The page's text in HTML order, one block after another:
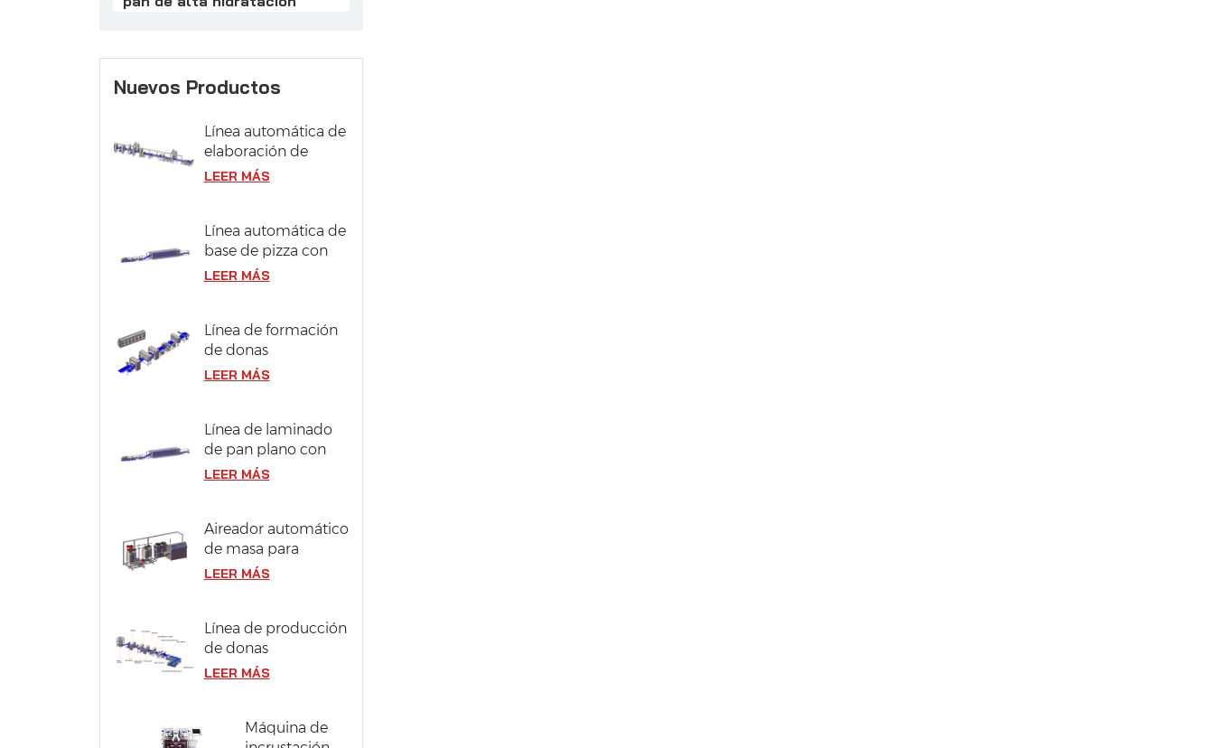
Nuevos Productos
Línea automática de
elaboración de
pasteles
LEER MÁS
Línea automática de
base de pizza con
sistema de
LEER MÁS
Línea de formación
de donas
compactas y
LEER MÁS
Línea de laminado
de pan plano con
ancho de masa de
LEER MÁS
Aireador automático
de masa para
bizcocho
LEER MÁS
Línea de producción
de donas
industriales con
LEER MÁS
Máquina de